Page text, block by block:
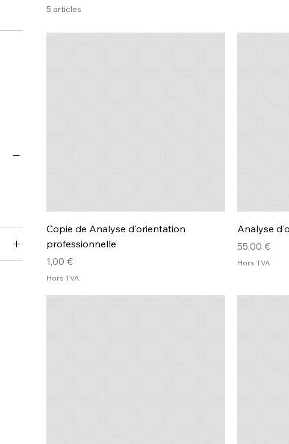
5 articles
Copie de Analyse d'orientation
professionnelle
Prix
1,00 €
Hors TVA
Analyse
Prix
55,00 €
Hors TVA